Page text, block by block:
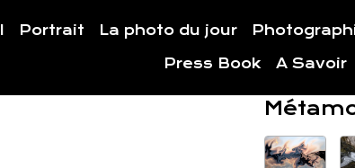
Portrait La photo du jour
Press Book A Savoir